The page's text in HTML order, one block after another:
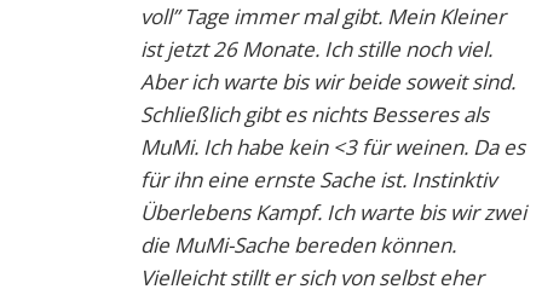
voll” Tage immer mal gibt. Mein Kleiner
ist jetzt 26 Monate. Ich stille noch viel.
Aber ich warte bis wir beide soweit sind.
Schließlich gibt es nichts Besseres als
MuMi. Ich habe kein <3 für weinen. Da es
für ihn eine ernste Sache ist. Instinktiv
Überlebens Kampf. Ich warte bis wir zwei
die MuMi-Sache bereden können.
Vielleicht stillt er sich von selbst eher